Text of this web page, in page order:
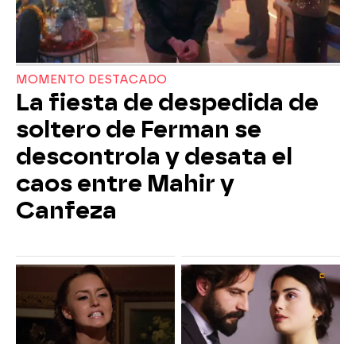
MOMENTO DESTACADO
La fiesta de despedida de
soltero de Ferman se
descontrola y desata el
caos entre Mahir y
Canfeza